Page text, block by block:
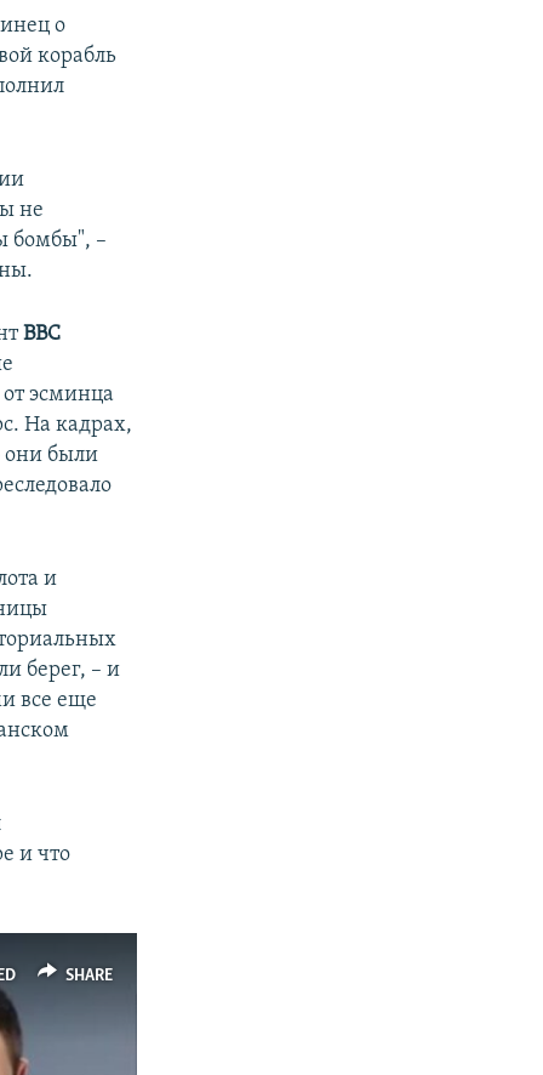
о
корабль
не
бомбы", –
ВBC
от эсминца
На кадрах,
они были
и
берег, – и
все еще
и что
SHARE